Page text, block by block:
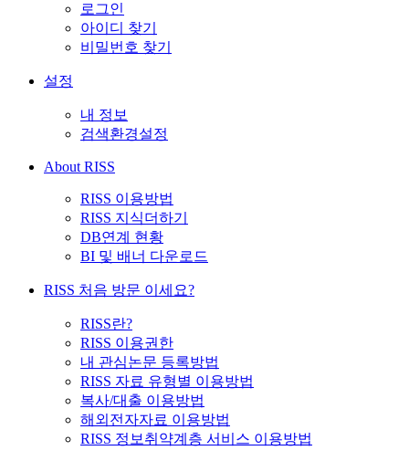
로그인
아이디 찾기
비밀번호 찾기
설정
내 정보
검색환경설정
About RISS
RISS 이용방법
RISS 지식더하기
DB연계 현황
BI 및 배너 다운로드
RISS 처음 방문 이세요?
RISS란?
RISS 이용권한
내 관심논문 등록방법
RISS 자료 유형별 이용방법
복사/대출 이용방법
해외전자자료 이용방법
RISS 정보취약계층 서비스 이용방법